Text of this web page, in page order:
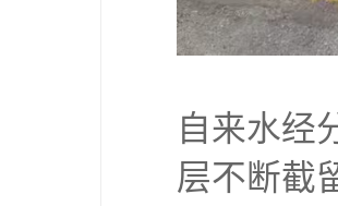
自来水经
层不断截